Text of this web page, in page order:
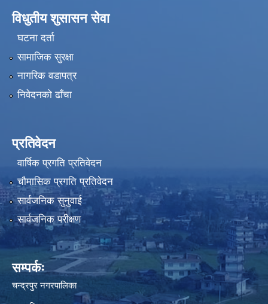
विधुतीय शुसासन सेवा
घटना दर्ता
सामाजिक सुरक्षा
नागरिक वडापत्र
निवेदनको ढाँचा
प्रतिवेदन
वार्षिक प्रगति प्रतिवेदन
चौमासिक प्रगति प्रतिवेदन
सार्वजनिक सुनुवाई
सार्वजनिक परीक्षण
सम्पर्कः
चन्द्रपुर नगरपालिका